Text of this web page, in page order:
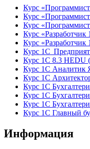
Курс
Курс
Курс
Курс
Курс
Курс 1С
Курс 1С 8.3 HEDU
Курс 1С Аналитик
Курс 1С
Курс 1С
Курс 1С
Курс 1С
Курс 1С Главный
Информация